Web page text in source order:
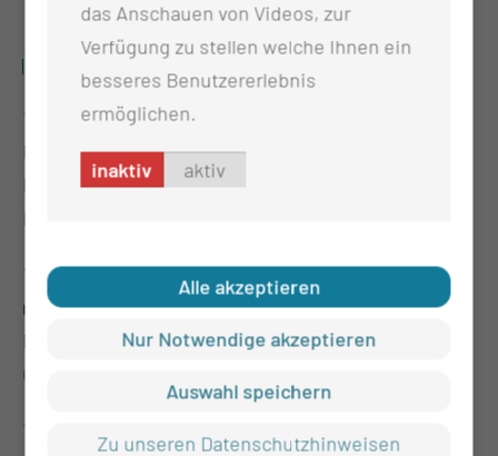
ZAHLREICHE MITMACH- UND ALTIVANGEBOTE
11:15 Uhr – 15:00 Uhr
Fahrradparcours u. Malstraße, Seh- Hör und
Reaktionstest,
Rauschbrillenparcours, E-Scooter-Simulator u.v.m.
11:15 Uhr – 15:00 UhrStiftung Junge Erwachsene
mit Krebs
Bewegungs-Challenge, Vorsorgequiz,
Gesprächsrunde
11:15 Uhr – 15:00 Uhr
das Anschauen von Videos, zur
Verfügung zu stellen welche Ihnen ein
besseres Benutzererlebnis
ermöglichen.
inaktiv aktiv
Alle akzeptieren
Nur Notwendige akzeptieren
Auswahl speichern
Zu unseren Datenschutzhinweisen